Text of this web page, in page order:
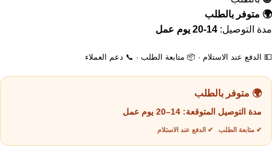
🌍 متوفر بالطلب
مدة التوصيل: 14-20 يوم عمل
💵 الدفع عند الاستلام · 📦 متابعة الطلب · 📞 دعم العملاء
🌍 متوفر بالطلب
مدة التوصيل المتوقعة: 14–20 يوم عمل
✔ متابعة الطلب ✔ الدفع عند الاستلام